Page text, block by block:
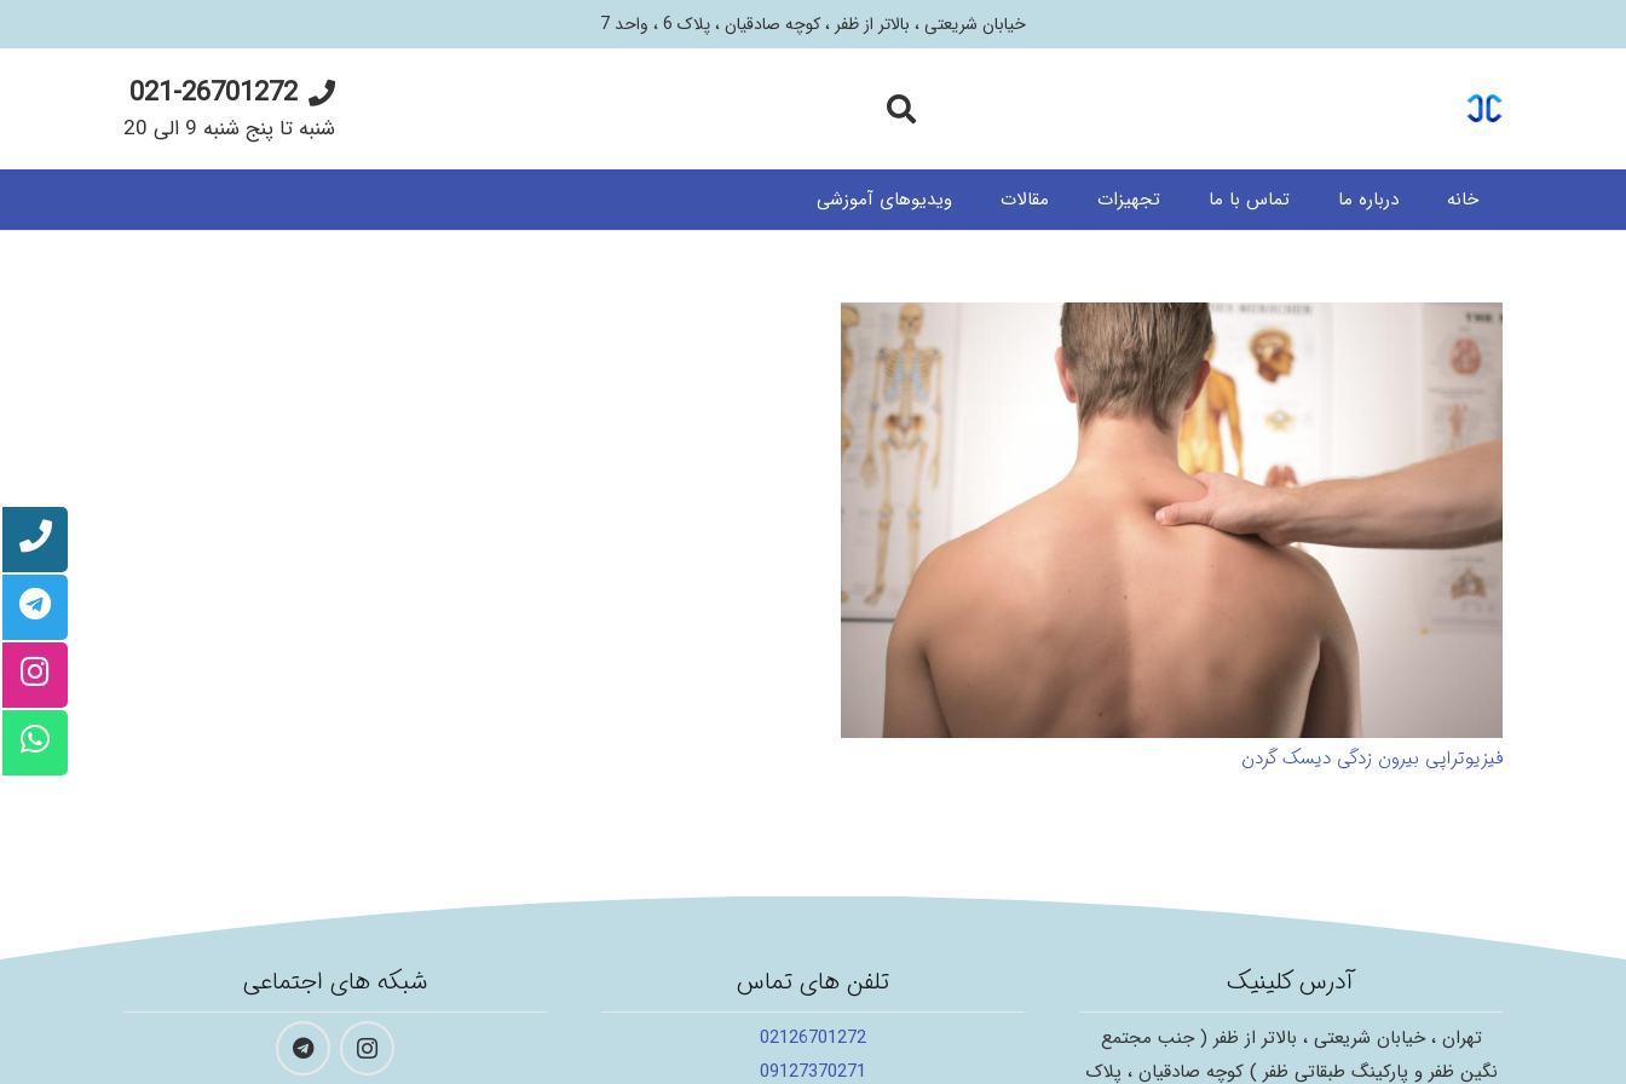
خیابان شریعتی ، بالاتر از ظفر ، کوچه صادقیان ، پلاک 6 ، واحد 7
021-26701272
شنبه تا پنج شنبه 9 الی 20
خانه درباره ما تماس با ما تجهیزات مقالات ویدیوهای آموزشی
فیزیوتراپی بیرون زدگی دیسک گردن
آدرس کلینیک
تهران ، خیابان شریعتی ، بالاتر از ظفر ( جنب مجتمع
نگین ظفر و پارکینگ طبقاتی ظفر ) کوچه صادقیان ، پلاک
تلفن های تماس
02126701272
09127370271
شبکه های اجتماعی